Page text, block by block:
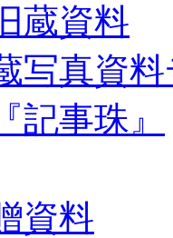
蔵資料
写真資
記事珠』
資料